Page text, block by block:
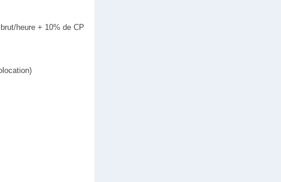
heure + 10% de CP